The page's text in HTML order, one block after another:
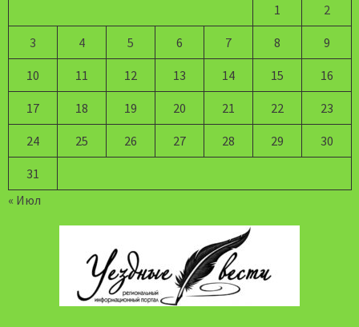
1
2
3 4 5 6 7 8 9
10 11 12 13 14 15 16
17 18 19 20 21 22 23
24 25 26 27 28 29 30
31
« Июл